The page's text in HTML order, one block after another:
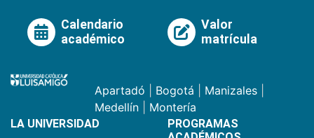
Calendario
académico
Valor
matrícula
Apartadó Bogotá Manizales
Medellín
Montería
LA UNIVERSIDAD
PROGRAMAS